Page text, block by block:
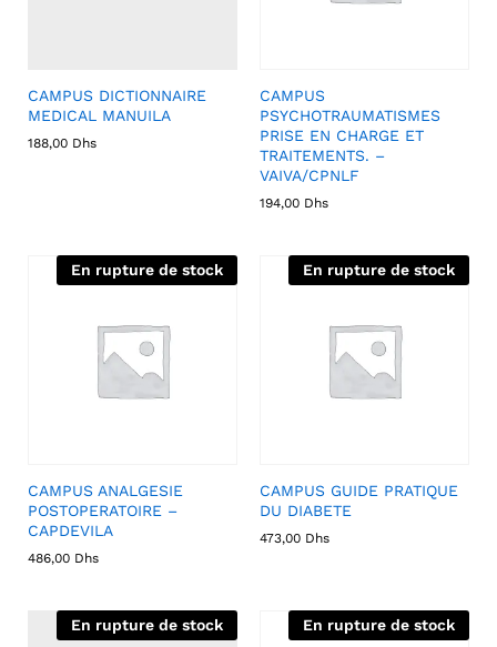
CAMPUS DICTIONNAIRE
MEDICAL MANUILA
188,00 Dhs
CAMPUS
PSYCHOTRAUMATISMES
PRISE EN CHARGE ET
TRAITEMENTS. –
VAIVA/CPNLF
194,00 Dhs
En rupture de stock
CAMPUS ANALGESIE
POSTOPERATOIRE –
CAPDEVILA
486,00 Dhs
En rupture de stock
CAMPUS GUIDE PRATIQUE
DU DIABETE
473,00 Dhs
En rupture de stock En rupture de stock